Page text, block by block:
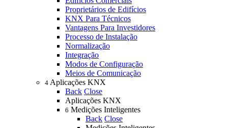
Proprietários de Edifícios
KNX Para Técnicos
Vantagens Para Investidores
Processo de Instalação
Normalização
Integração
Modos de Configuração
Meios de Comunicação
4 Aplicações KNX
Back Close
Aplicações KNX
6 Medições Inteligentes
Back Close